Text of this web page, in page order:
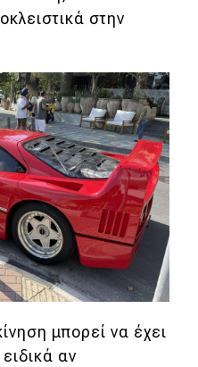
στην
μπορεί να έχει
αν